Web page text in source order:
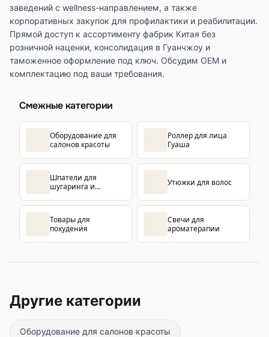
заведений с wellness-направлением, а также
корпоративных закупок для профилактики и реабилитации.
Прямой доступ к ассортименту фабрик Китая без
розничной наценки, консолидация в Гуанчжоу и
таможенное оформление под ключ. Обсудим OEM и
комплектацию под ваши требования.
Смежные категории
Оборудование для
салонов красоты
Роллер для лица
Гуаша
Шпатели для
шугаринга и
Утюжки для волос
Товары для
похудения
Свечи для
ароматерапии
Другие категории
Оборудование для салонов красоты